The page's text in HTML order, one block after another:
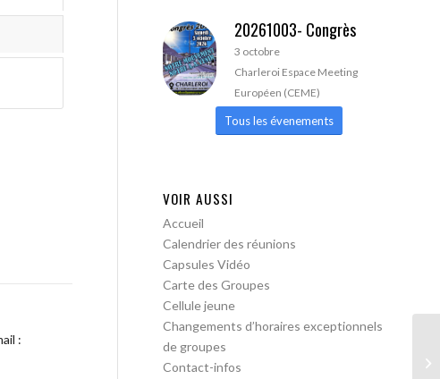
:
20261003- Congrès
3 octobre
Charleroi Espace Meeting
Européen (CEME)
Tous les évenements
VOIR AUSSI
Accueil
Calendrier des réunions
Capsules Vidéo
Carte des Groupes
Cellule jeune
Changements d’horaires exceptionnels
de groupes
Contact-infos